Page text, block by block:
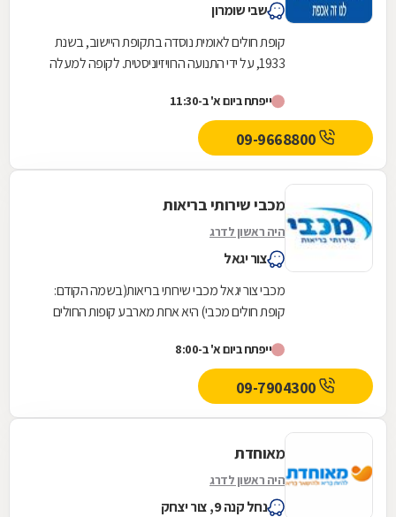
שבי שומרון
קופת חולים לאומית נוסדה בתקופת היישוב, בשנת
1933, על ידי התנועה הרוויזיוניסטית. לקופה למעלה
אחת...ייפתח ביום א' ב-11:30
09-9668800
מכבי שירותי בריאות
היה ראשון לדרג
צור יגאל
מכבי צור יגאל מכבי שירותי בריאות(בשמה הקודם:
קופת חולים מכבי) היא אחת מארבע קופות החולים
והחלה את...
ייפתח ביום א' ב-8:00
09-7904300
מאוחדת
היה ראשון לדרג
נחל קנה 9, צור יצחק